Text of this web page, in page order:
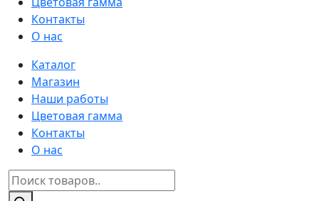
Контакты
О нас
Каталог
Магазин
Наши работы
Цветовая гамма
Контакты
О нас
Поиск
товаров